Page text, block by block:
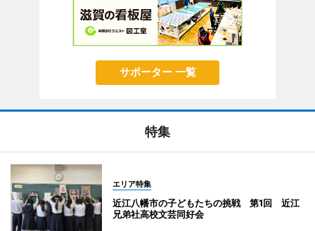
サポーター 一覧
特集
エリア特集
近江八幡市の子どもたちの挑戦 第1回 近江
兄弟社高校文芸同好会